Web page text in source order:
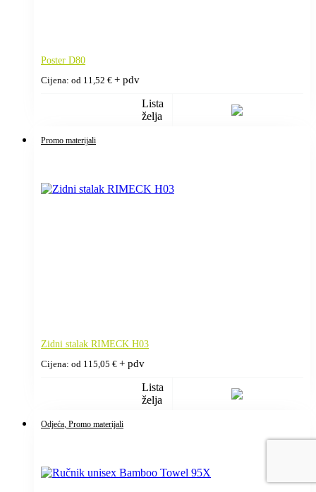
Poster D80
Cijena: od 11,52 € + pdv
Lista
želja
Promo materijali
Zidni stalak RIMECK H03
Cijena: od 115,05 € + pdv
Lista
želja
Odjeća, Promo materijali